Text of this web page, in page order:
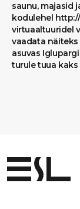
saunu, majasid
kodulehel
virtuaaltuuridel
vaadata
asuvas
turule tuua